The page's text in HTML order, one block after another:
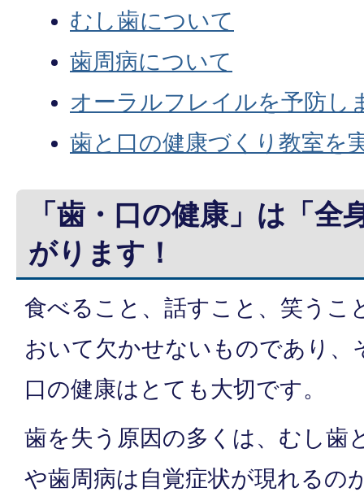
むし歯について
歯周病について
オーラルフレイルを予防し
歯と口の健康づくり教室を
「歯・口の健康」は「全
がります！
食べること、話すこと、笑うこ
おいて欠かせないものであり、
口の健康はとても大切です。
歯を失う原因の多くは、むし歯
や歯周病は自覚症状が現れるの